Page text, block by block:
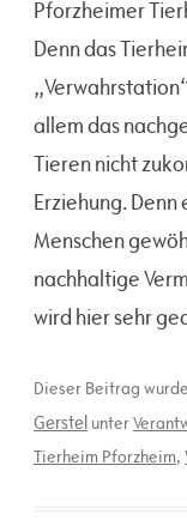
Pforzheimer
Denn das
allem das
Tieren nicht
Erziehung. Denn
Menschen
nachhaltige
wird hier sehr
Dieser Beitrag
Gerstel unter
Tierheim Pforzheim,